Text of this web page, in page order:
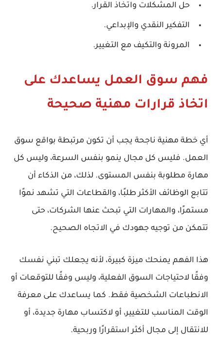
حل المشكلات واتخاذ القرار.
التفكير النقدي والإبداعي.
المرونة والتكيف مع التغيير.
فهم سوق العمل يساعدك على
اتخاذ قرارات مهنية صحيحة
أي خطة مهنية ناجحة يجب أن تكون مرتبطة بواقع سوق
العمل. فليس كل مجال ينمو بنفس السرعة، وليس كل
مهارة مطلوبة بنفس المستوى. لذلك، من الذكاء أن
تتابع الوظائف الأكثر طلبًا، والقطاعات التي تشهد نموًا
مستمرًا، والمهارات التي تبحث عنها الشركات، حتى
تتمكن من توجيه جهودك في الاتجاه الصحيح.
هذا الفهم يمنحك ميزة كبيرة، لأنه يجعلك تبني نفسك
وفقًا لاحتياجات السوق الفعلية، وليس وفقًا للتوقعات أو
الانطباعات الشخصية فقط. كما يساعدك على معرفة
الوقت المناسب للتغيير، أو لاكتساب مهارة جديدة، أو
للانتقال إلى مجال أكثر استقرارًا وربحية.